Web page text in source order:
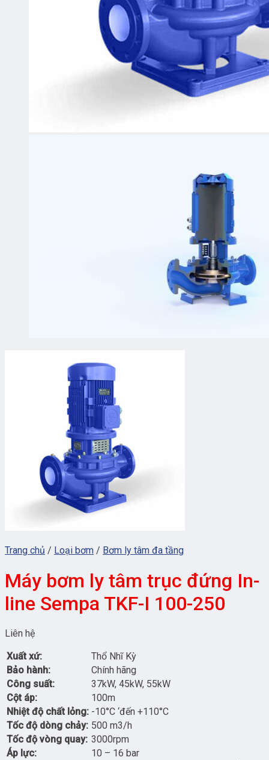
Trang chủ / Loại bơm / Bơm ly tâm đa tầng
Máy bơm ly tâm trục đứng In-
line Sempa TKF-I 100-250
Liên hệ
Xuất xứ:
Thổ Nhĩ Kỳ
Bảo hành:
Chính hãng
Công suất:
37kW, 45kW, 55kW
Cột áp:
100m
Nhiệt độ chất lỏng: -10°C ‘đến +110°C
Tốc độ dòng chảy: 500 m3/h
Tốc độ vòng quay: 3000rpm
Áp lực:
10 – 16 bar